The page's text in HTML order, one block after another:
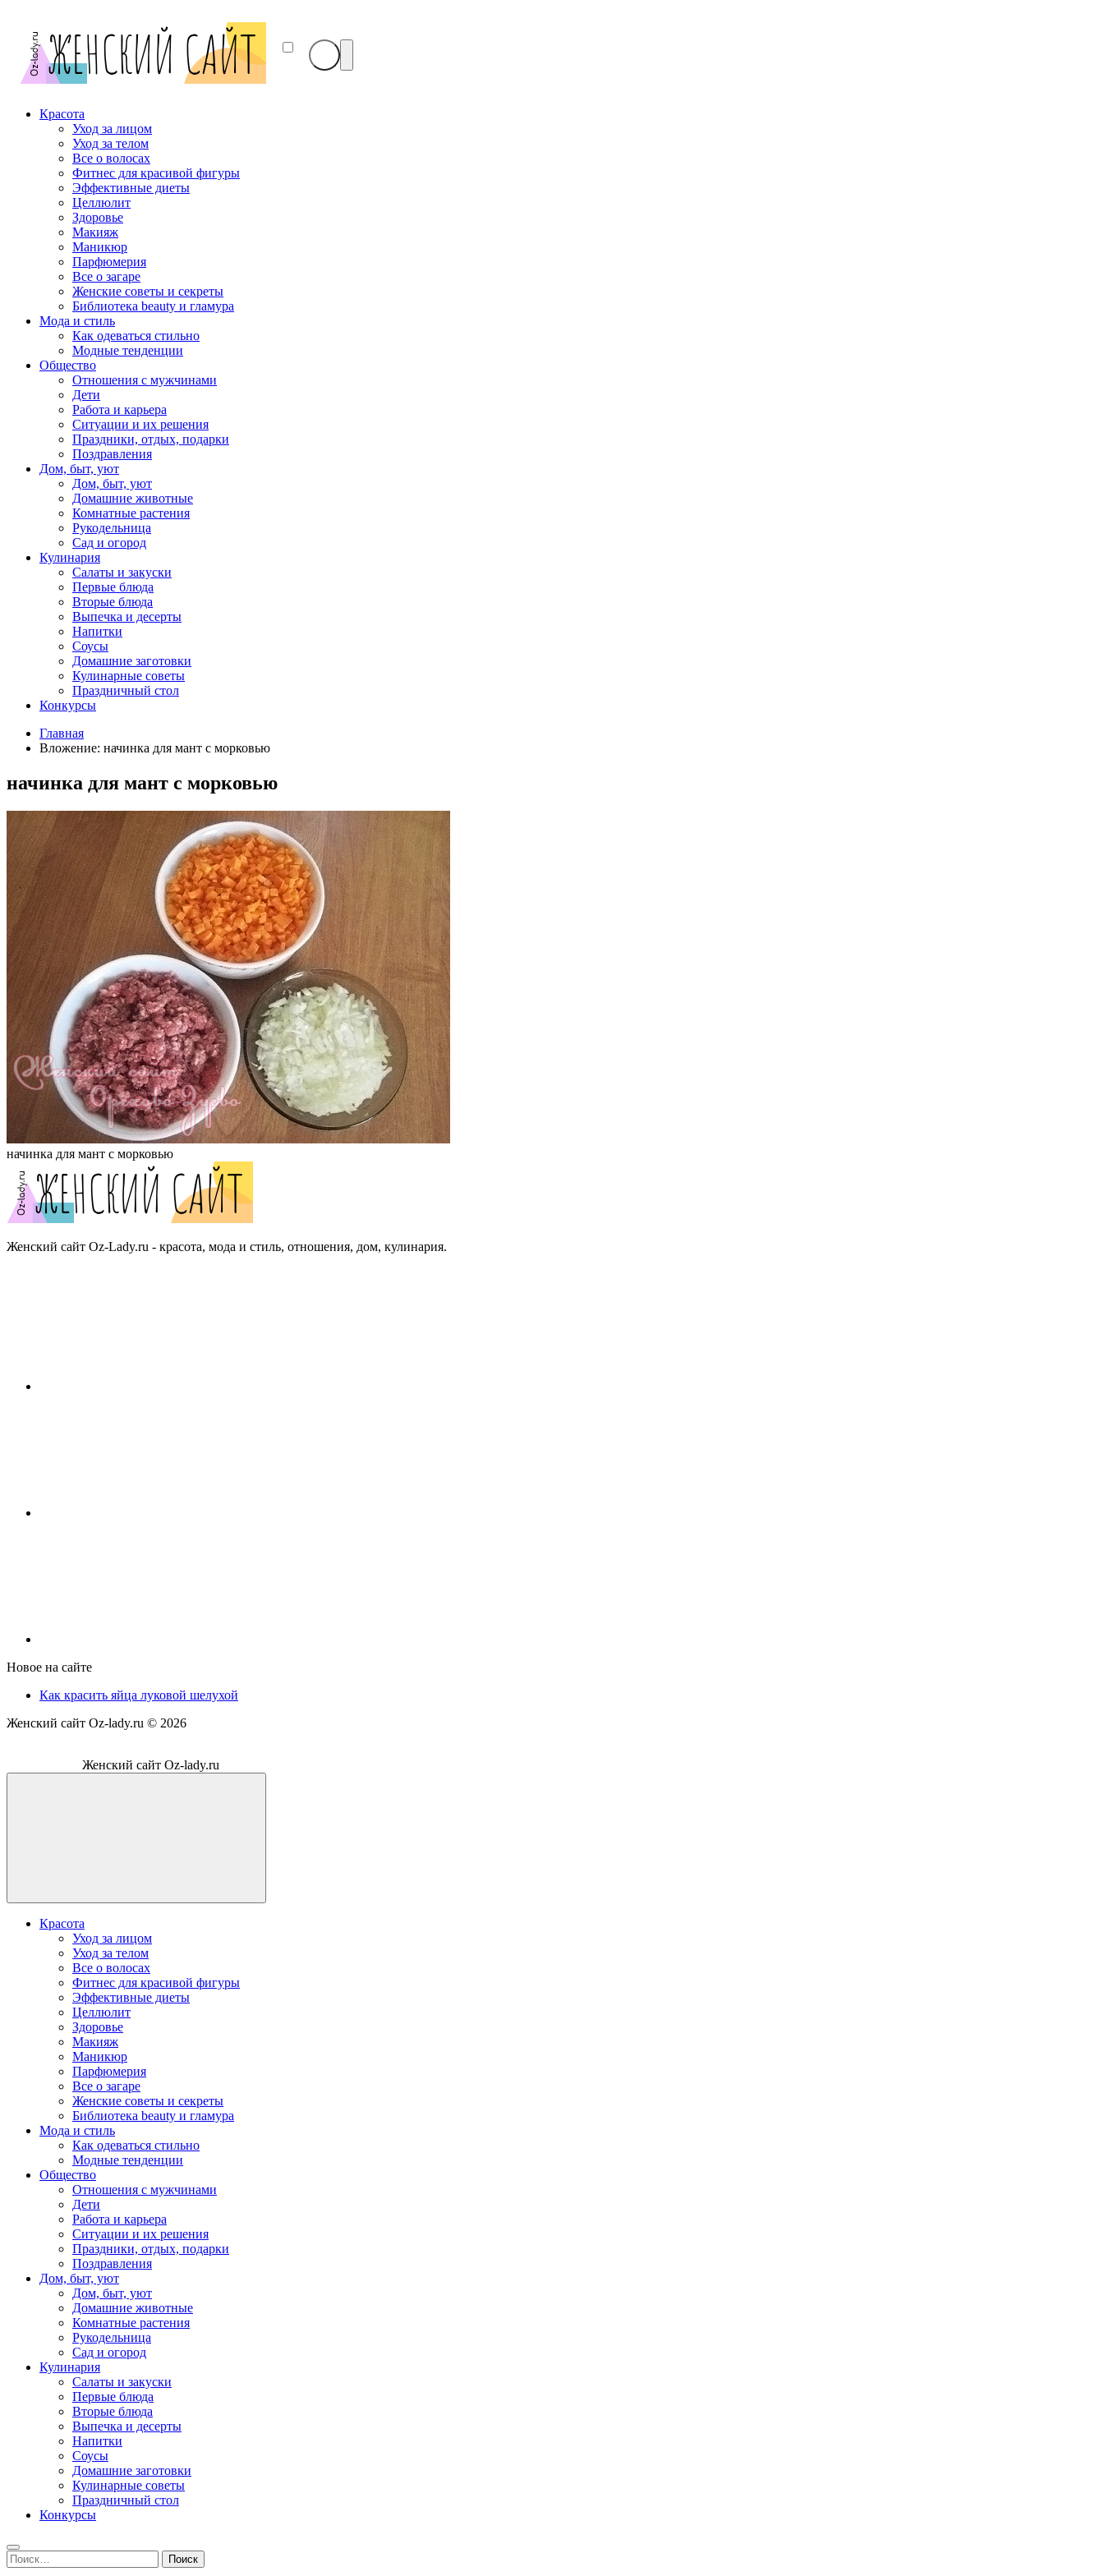
Красота
Уход за лицом
Уход за телом
Все о волосах
Фитнес для красивой фигуры
Эффективные диеты
Целлюлит
Здоровье
Макияж
Маникюр
Парфюмерия
Все о загаре
Женские советы и секреты
Библиотека beauty и гламура
Мода и стиль
Как одеваться стильно
Модные тенденции
Общество
Отношения с мужчинами
Дети
Работа и карьера
Ситуации и их решения
Праздники, отдых, подарки
Поздравления
Дом, быт, уют
Дом, быт, уют
Домашние животные
Комнатные растения
Рукодельница
Сад и огород
Кулинария
Салаты и закуски
Первые блюда
Вторые блюда
Выпечка и десерты
Напитки
Соусы
Домашние заготовки
Кулинарные советы
Праздничный стол
Конкурсы
Главная
Вложение: начинка для мант с морковью
начинка для мант с морковью
начинка для мант с морковью
Женский сайт Oz-Lady.ru - красота, мода и стиль, отношения, дом, кулинария.
Новое на сайте
Как красить яйца луковой шелухой
Женский сайт Oz-lady.ru © 2026
Женский сайт Oz-lady.ru
Красота
Уход за лицом
Уход за телом
Все о волосах
Фитнес для красивой фигуры
Эффективные диеты
Целлюлит
Здоровье
Макияж
Маникюр
Парфюмерия
Все о загаре
Женские советы и секреты
Библиотека beauty и гламура
Мода и стиль
Как одеваться стильно
Модные тенденции
Общество
Отношения с мужчинами
Дети
Работа и карьера
Ситуации и их решения
Праздники, отдых, подарки
Поздравления
Дом, быт, уют
Дом, быт, уют
Домашние животные
Комнатные растения
Рукодельница
Сад и огород
Кулинария
Салаты и закуски
Первые блюда
Вторые блюда
Выпечка и десерты
Напитки
Соусы
Домашние заготовки
Кулинарные советы
Праздничный стол
Конкурсы
Найти: